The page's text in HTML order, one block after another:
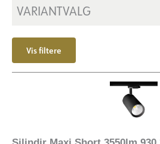
VARIANTVALG
Vis filtere